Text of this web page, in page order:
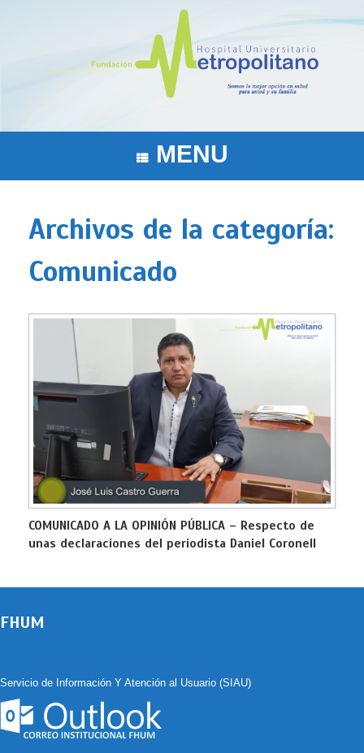
MENU
Archivos de la categoría:
Comunicado
COMUNICADO A LA OPINIÓN PÚBLICA – Respecto de
unas declaraciones del periodista Daniel Coronell
FHUM
Servicio de Información Y Atención al Usuario (SIAU)